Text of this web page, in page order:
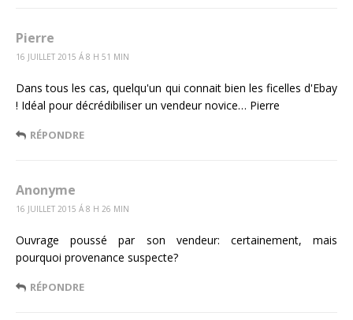
Pierre
16 JUILLET 2015 Á 8 H 51 MIN
Dans tous les cas, quelqu'un qui connait bien les ficelles d'Ebay
! Idéal pour décrédibiliser un vendeur novice… Pierre
RÉPONDRE
Anonyme
16 JUILLET 2015 Á 8 H 26 MIN
Ouvrage poussé par son vendeur: certainement, mais
pourquoi provenance suspecte?
RÉPONDRE